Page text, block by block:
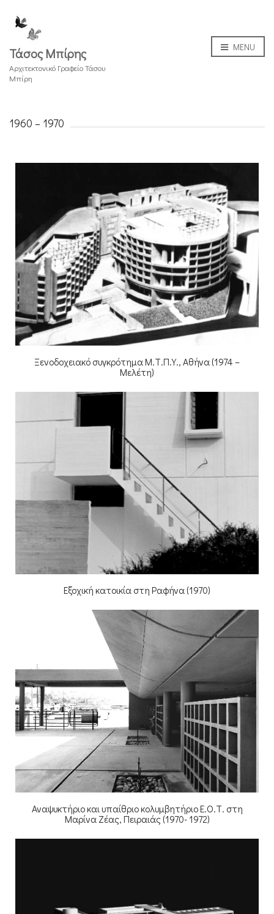
Τάσος Μπίρης
Αρχιτεκτονικό Γραφείο Τάσου
Μπίρη
MENU
1960 – 1970
Ξενοδοχειακό συγκρότημα Μ.Τ.Π.Υ., Αθήνα (1974 –
Μελέτη)
Εξοχική κατοικία στη Ραφήνα (1970)
Αναψυκτήριο και υπαίθριο κολυμβητήριο Ε.Ο.Τ. στη
Μαρίνα Ζέας, Πειραιάς (1970- 1972)